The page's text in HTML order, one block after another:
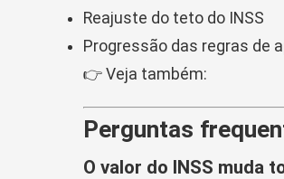
Reajuste do teto do INSS
Progressão das regras de
👉 Veja também:
Perguntas
O valor do INSS muda